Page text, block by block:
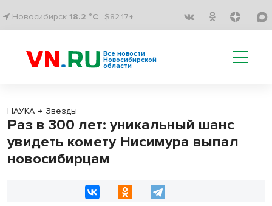
Новосибирск 18.2 °C $82.17↑
Все новости
Новосибирской
области
НАУКА → Звезды
Раз в 300 лет: уникальный шанс
увидеть комету Нисимура выпал
новосибирцам